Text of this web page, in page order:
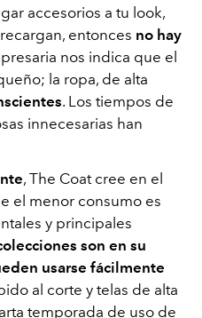
accesorios a tu look,
entonces no hay
nos indica que el
la ropa, de alta
. Los tiempos de
innecesarias han
, The Coat cree en el
el menor consumo es
y principales
son en su
usarse fácilmente
al corte y telas de alta
temporada de uso de